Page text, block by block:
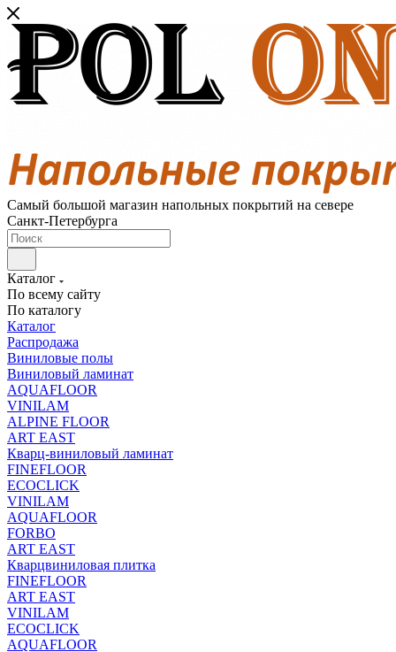
Самый большой магазин напольных покрытий на севере
Санкт-Петербурга
Каталог
По всему сайту
По каталогу
Каталог
Распродажа
Виниловые полы
Виниловый ламинат
AQUAFLOOR
VINILAM
ALPINE FLOOR
ART EAST
Кварц-виниловый ламинат
FINEFLOOR
ECOCLICK
VINILAM
AQUAFLOOR
FORBO
ART EAST
Кварцвиниловая плитка
FINEFLOOR
ART EAST
VINILAM
ECOCLICK
AQUAFLOOR